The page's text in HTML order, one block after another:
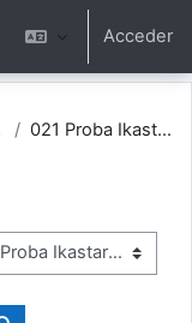
Acceder
021 Proba Ikastaroa